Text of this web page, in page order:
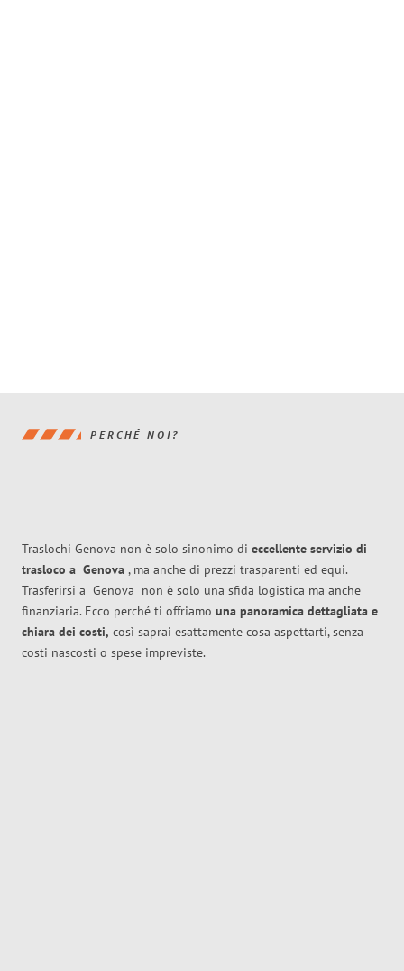
PERCHÉ NOI?
Traslochi Genova non è solo sinonimo di eccellente servizio di
trasloco a Genova , ma anche di prezzi trasparenti ed equi.
Trasferirsi a Genova non è solo una sfida logistica ma anche
finanziaria. Ecco perché ti offriamo una panoramica dettagliata e
chiara dei costi, così saprai esattamente cosa aspettarti, senza
costi nascosti o spese impreviste.